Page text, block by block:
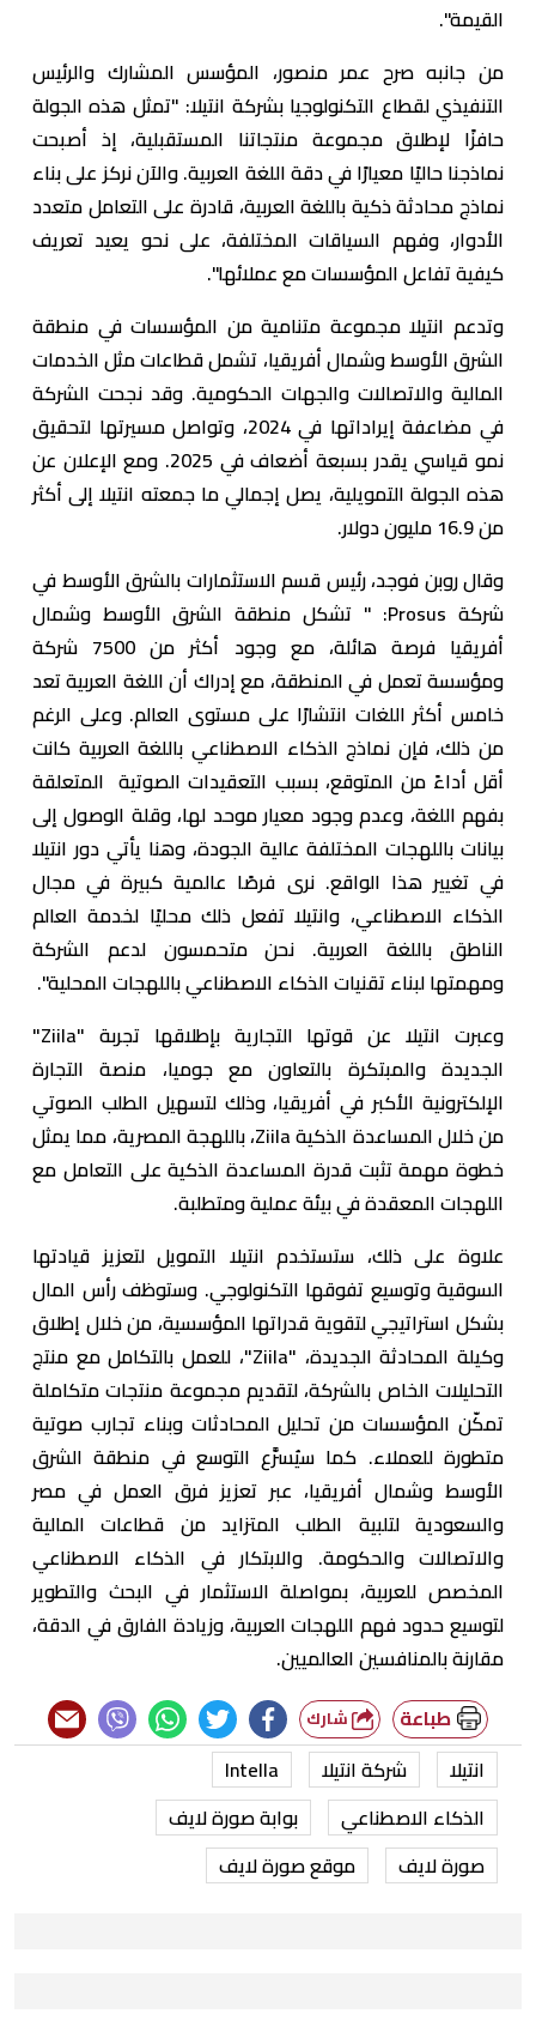
القيمة".
من جانبه صرح عمر منصور، المؤسس المشارك والرئيس
التنفيذي لقطاع التكنولوجيا بشركة انتيلا: "تمثل هذه الجولة
حافزًا لإطلاق مجموعة منتجاتنا المستقبلية، إذ أصبحت
نماذجنا حاليًا معيارًا في دقة اللغة العربية. والآن نركز على بناء
نماذج محادثة ذكية باللغة العربية، قادرة على التعامل متعدد
الأدوار، وفهم السياقات المختلفة، على نحو يعيد تعريف
كيفية تفاعل المؤسسات مع عملائها".
وتدعم انتيلا مجموعة متنامية من المؤسسات في منطقة
الشرق الأوسط وشمال أفريقيا، تشمل قطاعات مثل الخدمات
المالية والاتصالات والجهات الحكومية. وقد نجحت الشركة
في مضاعفة إيراداتها في 2024، وتواصل مسيرتها لتحقيق
نمو قياسي يقدر بسبعة أضعاف في 2025. ومع الإعلان عن
هذه الجولة التمويلية، يصل إجمالي ما جمعته انتيلا إلى أكثر
من 16.9 مليون دولار.
وقال روبن فوجد، رئيس قسم الاستثمارات بالشرق الأوسط في
شركة Prosus: " تشكل منطقة الشرق الأوسط وشمال
أفريقيا فرصة هائلة، مع وجود أكثر من 7500 شركة
ومؤسسة تعمل في المنطقة، مع إدراك أن اللغة العربية تعد
خامس أكثر اللغات انتشارًا على مستوى العالم. وعلى الرغم
من ذلك، فإن نماذج الذكاء الاصطناعي باللغة العربية كانت
أقل أداءً من المتوقع، بسبب التعقيدات الصوتية المتعلقة
بفهم اللغة، وعدم وجود معيار موحد لها، وقلة الوصول إلى
بيانات باللهجات المختلفة عالية الجودة، وهنا يأتي دور انتيلا
في تغيير هذا الواقع. نرى فرصًا عالمية كبيرة في مجال
الذكاء الاصطناعي، وانتيلا تفعل ذلك محليًا لخدمة العالم
الناطق باللغة العربية. نحن متحمسون لدعم الشركة
ومهمتها لبناء تقنيات الذكاء الاصطناعي باللهجات المحلية".
وعبرت انتيلا عن قوتها التجارية بإطلاقها تجربة "Ziila"
الجديدة والمبتكرة بالتعاون مع جوميا، منصة التجارة
الإلكترونية الأكبر في أفريقيا، وذلك لتسهيل الطلب الصوتي
من خلال المساعدة الذكية Ziila، باللهجة المصرية، مما يمثل
خطوة مهمة تثبت قدرة المساعدة الذكية على التعامل مع
اللهجات المعقدة في بيئة عملية ومتطلبة.
علاوة على ذلك، ستستخدم انتيلا التمويل لتعزيز قيادتها
السوقية وتوسيع تفوقها التكنولوجي. وستوظف رأس المال
بشكل استراتيجي لتقوية قدراتها المؤسسية، من خلال إطلاق
وكيلة المحادثة الجديدة، "Ziila"، للعمل بالتكامل مع منتج
التحليلات الخاص بالشركة، لتقديم مجموعة منتجات متكاملة
تمكّن المؤسسات من تحليل المحادثات وبناء تجارب صوتية
متطورة للعملاء. كما سيُسرَّع التوسع في منطقة الشرق
الأوسط وشمال أفريقيا، عبر تعزيز فرق العمل في مصر
والسعودية لتلبية الطلب المتزايد من قطاعات المالية
والاتصالات والحكومة. والابتكار في الذكاء الاصطناعي
المخصص للعربية، بمواصلة الاستثمار في البحث والتطوير
لتوسيع حدود فهم اللهجات العربية، وزيادة الفارق في الدقة،
مقارنة بالمنافسين العالميين.
طباعة
انتيلا شركة انتيلا
Intella
الذكاء الاصطناعي
بوابة صورة لايف
صورة لايف
موقع صورة لايف